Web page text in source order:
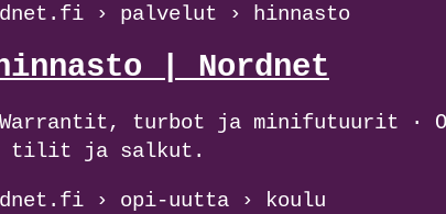
› palvelut › hinnasto
| Nordnet
turbot ja minifutuurit ·
tilit ja salkut.
› opi-uutta › koulu